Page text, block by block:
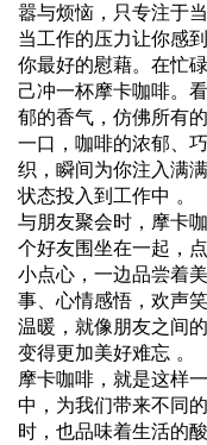
嚣与烦恼，只专注于
当工作的压力让你感
你最好的慰藉。在忙
己冲一杯摩卡咖啡。
郁的香气，仿佛所有
一口，咖啡的浓郁、
织，瞬间为你注入满
状态投入到工作中 。
与朋友聚会时，摩卡
个好友围坐在一起，
小点心，一边品尝着
事、心情感悟，欢声
温暖，就像朋友之间
变得更加美好难忘 。
摩卡咖啡，就是这样
中，为我们带来不同
时，也品味着生活的